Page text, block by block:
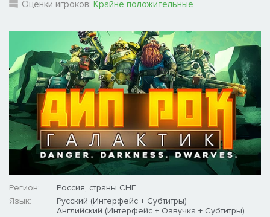
Оценки игроков: Крайне положительные
Регион:
Россия, страны СНГ
Язык:
Русский (Интерфейс + Субтитры)
Английский (Интерфейс + Озвучка + Субтитры)